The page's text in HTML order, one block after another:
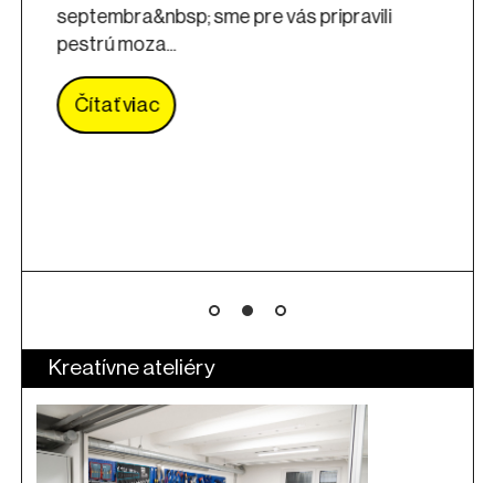
vás pripravili
Rok Hviezdy 3.0, je
Kreatívne ateliéry